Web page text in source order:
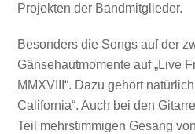
Projekten der Bandmitglieder.
Besonders die Songs auf der
Gänsehautmomente auf „Live
MMXVIII“. Dazu gehört
California“. Auch bei den
Teil mehrstimmigen Gesang